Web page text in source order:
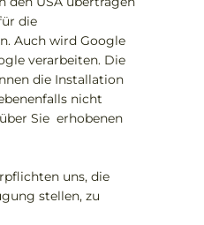
die
Auch wird Google
verarbeiten. Die
die Installation
nicht
Sie erhobenen
uns, die
stellen, zu